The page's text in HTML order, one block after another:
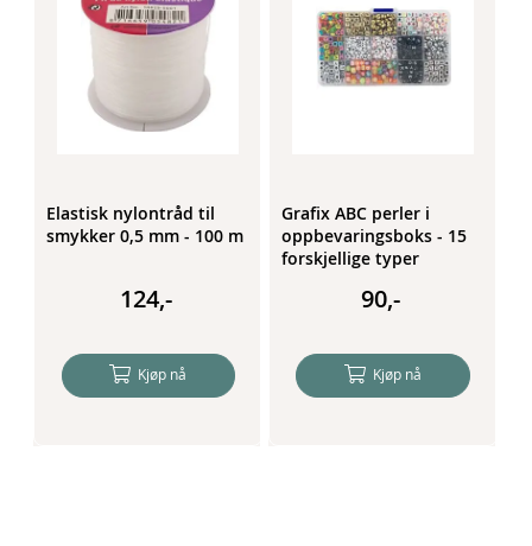
Elastisk nylontråd til
smykker 0,5 mm - 100 m
124,-
Kjøp nå
Grafix ABC perler i
oppbevaringsboks - 15
forskjellige typer
90,-
Kjøp nå